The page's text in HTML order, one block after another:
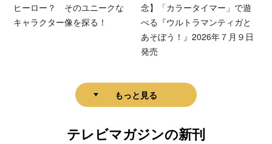
ヒーロー？ そのユニークな
キャラクター像を探る！
念】「カラータイマー」で遊
べる『ウルトラマンティガと
あそぼう！』2026年７月９日
発売
もっと見る
テレビマガジンの新刊